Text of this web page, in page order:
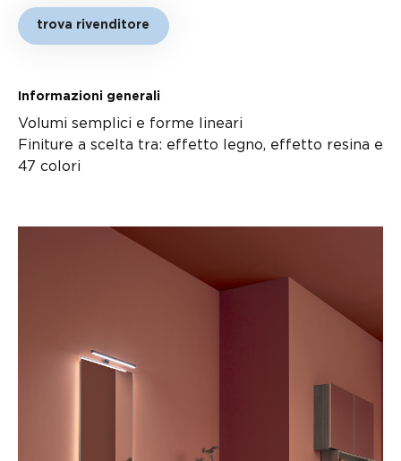
trova rivenditore
Informazioni generali
Volumi semplici e forme lineari
Finiture a scelta tra: effetto legno, effetto resina e
47 colori